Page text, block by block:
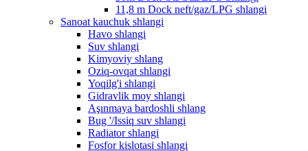
11,8 m Dock neft/gaz/LPG shlangi
Sanoat kauchuk shlangi
Havo shlangi
Suv shlangi
Kimyoviy shlang
Oziq-ovqat shlangi
Yoqilg'i shlangi
Gidravlik moy shlangi
Aşınmaya bardoshli shlang
Bug '/Issiq suv shlangi
Radiator shlangi
Fosfor kislotasi shlangi